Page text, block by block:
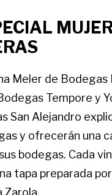
Meler de Bodegas
Tempore y
San Alejandro
y ofrecerán una
bodegas. Cada
tapa preparada
Zarola.